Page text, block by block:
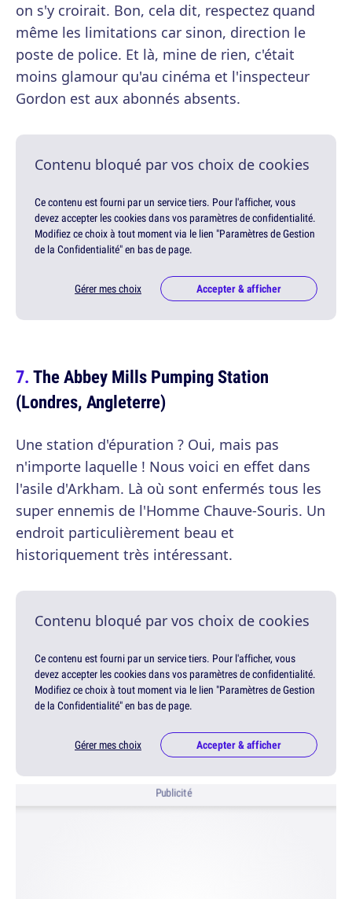
on s'y croirait. Bon, cela dit, respectez quand
même les limitations car sinon, direction le
poste de police. Et là, mine de rien, c'était
moins glamour qu'au cinéma et l'inspecteur
Gordon est aux abonnés absents.
Contenu bloqué par vos choix de cookies
Ce contenu est fourni par un service tiers. Pour l'afficher, vous
devez accepter les cookies dans vos paramètres de confidentialité.
Modifiez ce choix à tout moment via le lien "Paramètres de Gestion
de la Confidentialité" en bas de page.
Gérer mes choix Accepter & afficher
The Abbey Mills Pumping Station
(Londres, Angleterre)
Une station d'épuration ? Oui, mais pas
n'importe laquelle ! Nous voici en effet dans
l'asile d'Arkham. Là où sont enfermés tous les
super ennemis de l'Homme Chauve-Souris. Un
endroit particulièrement beau et
historiquement très intéressant.
Contenu bloqué par vos choix de cookies
Ce contenu est fourni par un service tiers. Pour l'afficher, vous
devez accepter les cookies dans vos paramètres de confidentialité.
Modifiez ce choix à tout moment via le lien "Paramètres de Gestion
de la Confidentialité" en bas de page.
Gérer mes choix Accepter & afficher
Publicité